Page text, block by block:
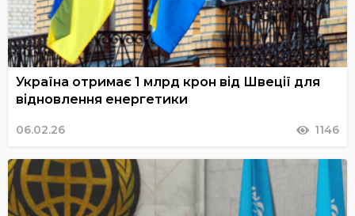
Україна отримає 1 млрд крон від Швеції для
відновлення енергетики
06.02.26 1146